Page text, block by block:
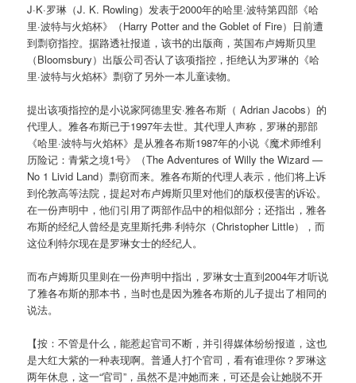
J·K·罗琳（J. K. Rowling）发表于2000年的哈里·波特第四部《哈
里·波特与火焰杯》（Harry Potter and the Goblet of Fire）日前遭
到剽窃指控。据路透社报道，该书的出版商，英国布卢姆斯贝里
（Bloomsbury）出版公司否认了该项指控，拒绝认为罗琳的《哈
里·波特与火焰杯》剽窃了另外一本儿童读物。
提出该项指控的是小说家阿德里安·雅各布斯（ Adrian Jacobs）的
代理人。雅各布斯已于1997年去世。其代理人声称，罗琳的那部
《哈里·波特与火焰杯》是从雅各布斯1987年的小说《魔术师维利
历险记：青紫之境1号》（The Adventures of Willy the Wizard —
No 1 Livid Land）剽窃而来。雅各布斯的代理人表示，他们将上诉
到伦敦高等法院，提起对布卢姆斯贝里对他们的版权侵害的诉讼。
在一份声明中，他们引用了两部作品中的相似部分；还指出，雅各
布斯的经纪人曾经是克里斯托弗·利特尔（Christopher Little），而
这位利特尔现在是罗琳女士的经纪人。
而布卢姆斯贝里则在一份声明中指出，罗琳女士直到2004年才听说
了雅各布斯的那本书，当时也是因为雅各布斯的儿子提出了相同的
说法。
【按：不管是什么，能惹起官司不断，并引得媒体纷纷报道，这也
是大红大紫的一种表现啊。普通人打个官司，看有谁理你？罗琳这
两年休息，这一“官司”，虽然不是冲她而来，可还是会让她脱不开